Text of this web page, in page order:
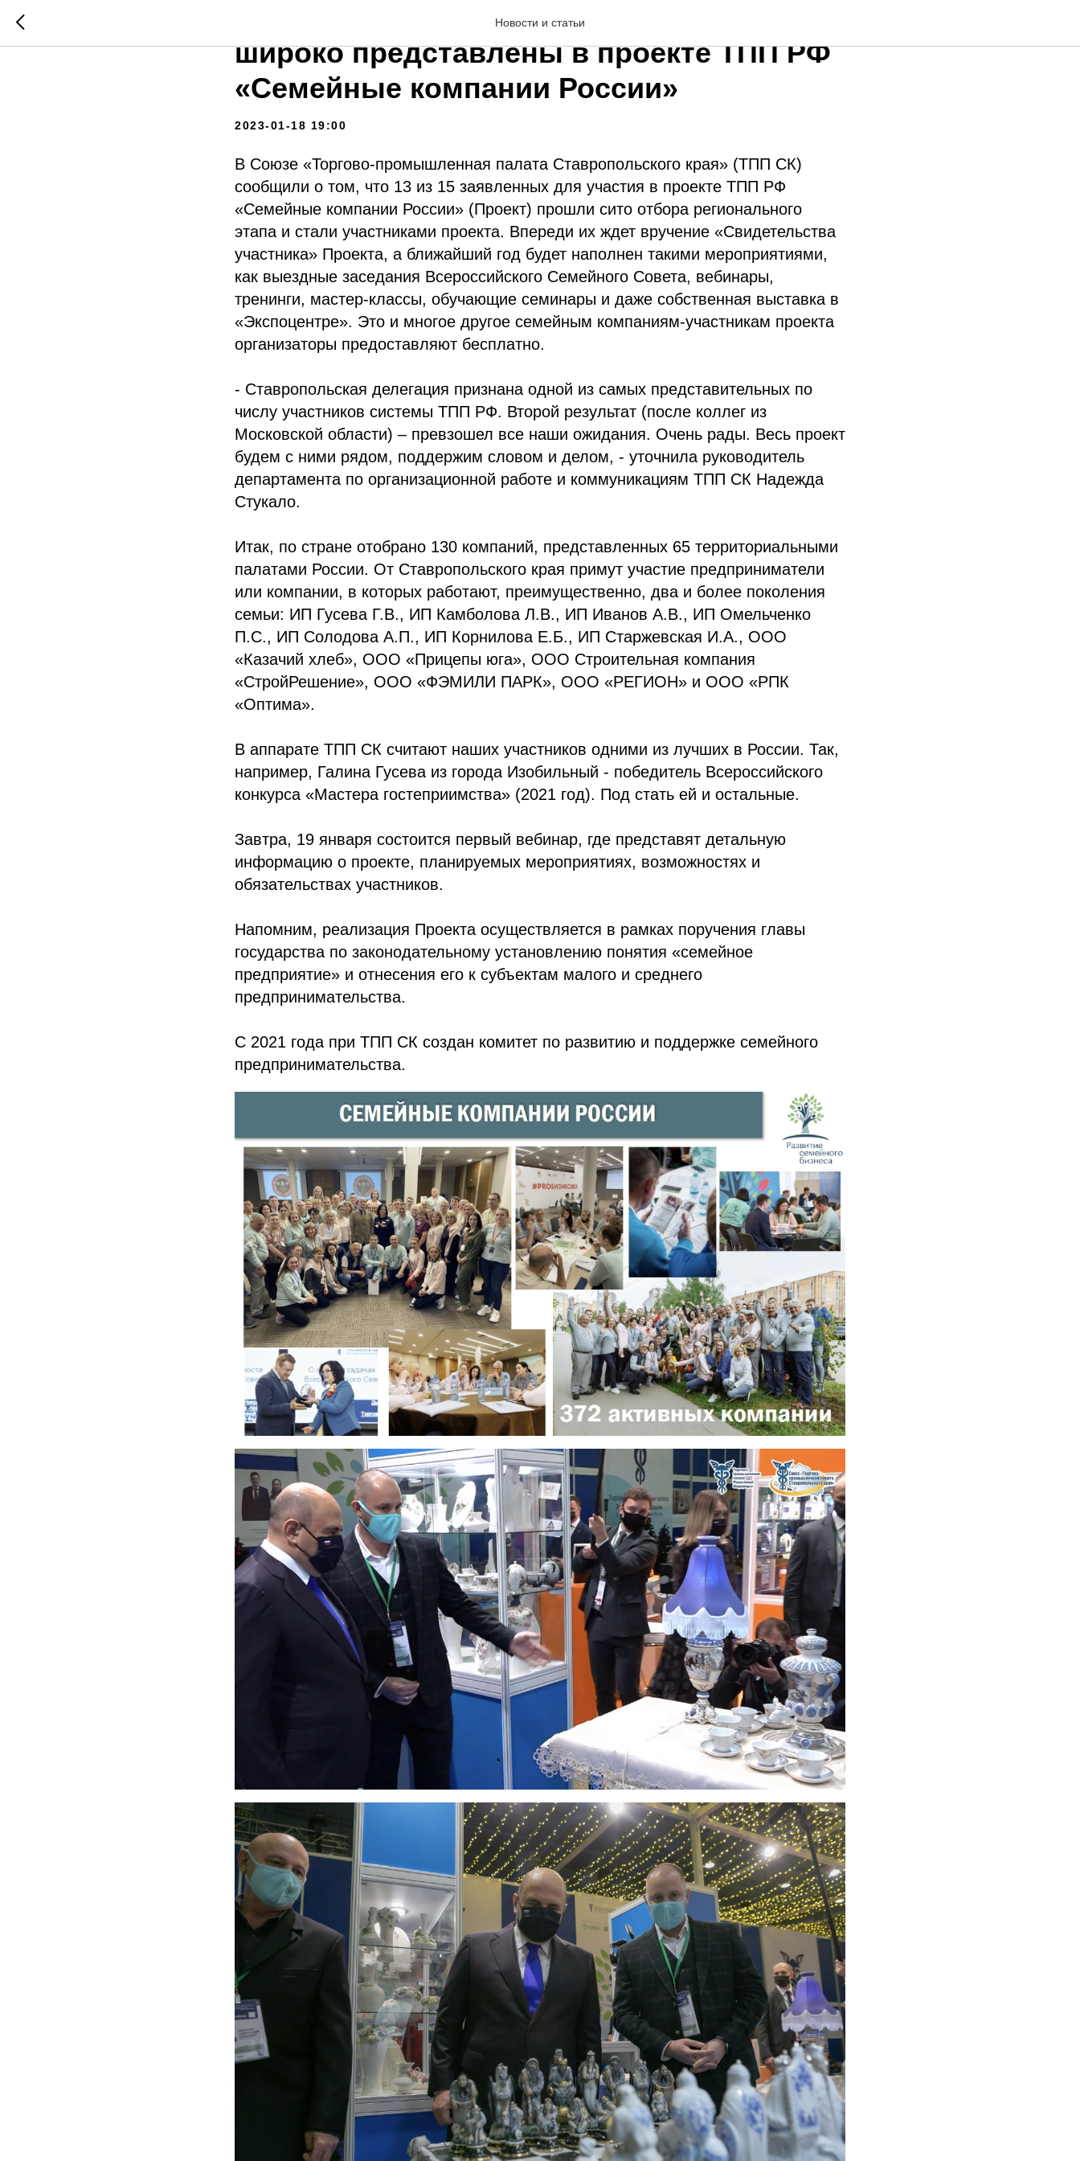
Новости и статьи
Ставропольские предприниматели
широко представлены в проекте ТПП РФ
«Семейные компании России»
2023-01-18 19:00
В Союзе «Торгово-промышленная палата Ставропольского края» (ТПП СК)
сообщили о том, что 13 из 15 заявленных для участия в проекте ТПП РФ
«Семейные компании России» (Проект) прошли сито отбора регионального
этапа и стали участниками проекта. Впереди их ждет вручение «Свидетельства
участника» Проекта, а ближайший год будет наполнен такими мероприятиями,
как выездные заседания Всероссийского Семейного Совета, вебинары,
тренинги, мастер-классы, обучающие семинары и даже собственная выставка в
«Экспоцентре». Это и многое другое семейным компаниям-участникам проекта
организаторы предоставляют бесплатно.
- Ставропольская делегация признана одной из самых представительных по
числу участников системы ТПП РФ. Второй результат (после коллег из
Московской области) – превзошел все наши ожидания. Очень рады. Весь проект
будем с ними рядом, поддержим словом и делом, - уточнила руководитель
департамента по организационной работе и коммуникациям ТПП СК Надежда
Стукало.
Итак, по стране отобрано 130 компаний, представленных 65 территориальными
палатами России. От Ставропольского края примут участие предприниматели
или компании, в которых работают, преимущественно, два и более поколения
семьи: ИП Гусева Г.В., ИП Камболова Л.В., ИП Иванов А.В., ИП Омельченко
П.С., ИП Солодова А.П., ИП Корнилова Е.Б., ИП Старжевская И.А., ООО
«Казачий хлеб», ООО «Прицепы юга», ООО Строительная компания
«СтройРешение», ООО «ФЭМИЛИ ПАРК», ООО «РЕГИОН» и ООО «РПК
«Оптима».
В аппарате ТПП СК считают наших участников одними из лучших в России. Так,
например, Галина Гусева из города Изобильный - победитель Всероссийского
конкурса «Мастера гостеприимства» (2021 год). Под стать ей и остальные.
Завтра, 19 января состоится первый вебинар, где представят детальную
информацию о проекте, планируемых мероприятиях, возможностях и
обязательствах участников.
Напомним, реализация Проекта осуществляется в рамках поручения главы
государства по законодательному установлению понятия «семейное
предприятие» и отнесения его к субъектам малого и среднего
предпринимательства.
С 2021 года при ТПП СК создан комитет по развитию и поддержке семейного
предпринимательства.